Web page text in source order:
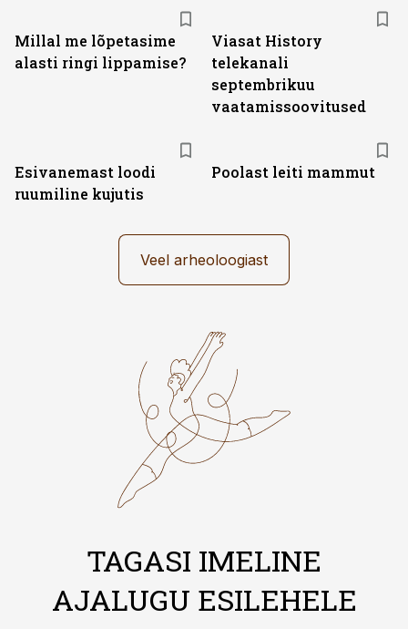
Millal me lõpetasime
alasti ringi lippamise?
Viasat History
telekanali
septembrikuu
vaatamissoovitused
Esivanemast loodi
ruumiline kujutis
Poolast leiti mammut
Veel arheoloogiast
TAGASI IMELINE
AJALUGU ESILEHELE